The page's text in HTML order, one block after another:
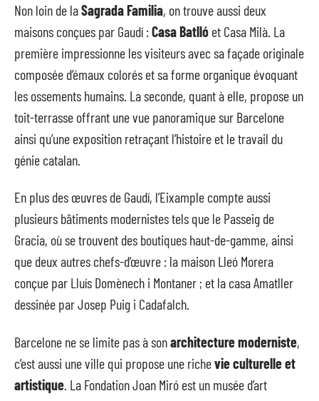
Non loin de laSagrada Familia, on trouve aussi deux
maisons conçues par Gaudí :Casa Batlló et Casa Milà. La
première impressionne les visiteurs avec sa façade originale
composée d’émaux colorés et sa forme organique évoquant
les ossements humains. La seconde, quant à elle, propose un
toit-terrasse offrant une vue panoramique sur Barcelone
ainsi qu’une exposition retraçant l’histoire et le travail du
génie catalan.
En plus des œuvres de Gaudí, l’Eixample compte aussi
plusieurs bâtiments modernistes tels que le Passeig de
Gracia, où se trouvent des boutiques haut-de-gamme, ainsi
que deux autres chefs-d’œuvre : la maison Lleó Morera
conçue par Lluís Domènech i Montaner ; et la casa Amatller
dessinée par Josep Puig i Cadafalch.
Barcelone ne se limite pas à sonarchitecture moderniste,
c’est aussi une ville qui propose une richevie culturelle et
artistique . La Fondation Joan Miró est un musée d’art